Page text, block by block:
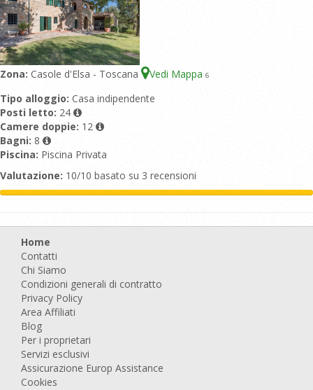
Zona: Casole d'Elsa - Toscana Vedi Mappa 6
Tipo alloggio: Casa indipendente
Posti letto: 24
Camere doppie: 12
Bagni: 8
Piscina: Piscina Privata
Valutazione: 10/10 basato su 3 recensioni
Home
Contatti
Chi Siamo
Condizioni generali di contratto
Privacy Policy
Area Affiliati
Blog
Per i proprietari
Servizi esclusivi
Assicurazione Europ Assistance
Cookies